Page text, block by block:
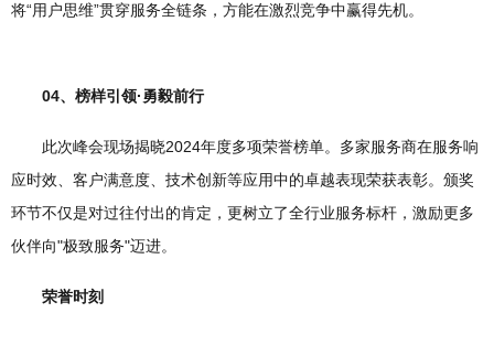
将“用户思维”贯穿服务全链条，方能在激烈竞争中赢得先机。
04、榜样引领·勇毅前行
此次峰会现场揭晓2024年度多项荣誉榜单。多家服务商在服务响
应时效、客户满意度、技术创新等应用中的卓越表现荣获表彰。颁奖
环节不仅是对过往付出的肯定，更树立了全行业服务标杆，激励更多
伙伴向"极致服务"迈进。
荣誉时刻